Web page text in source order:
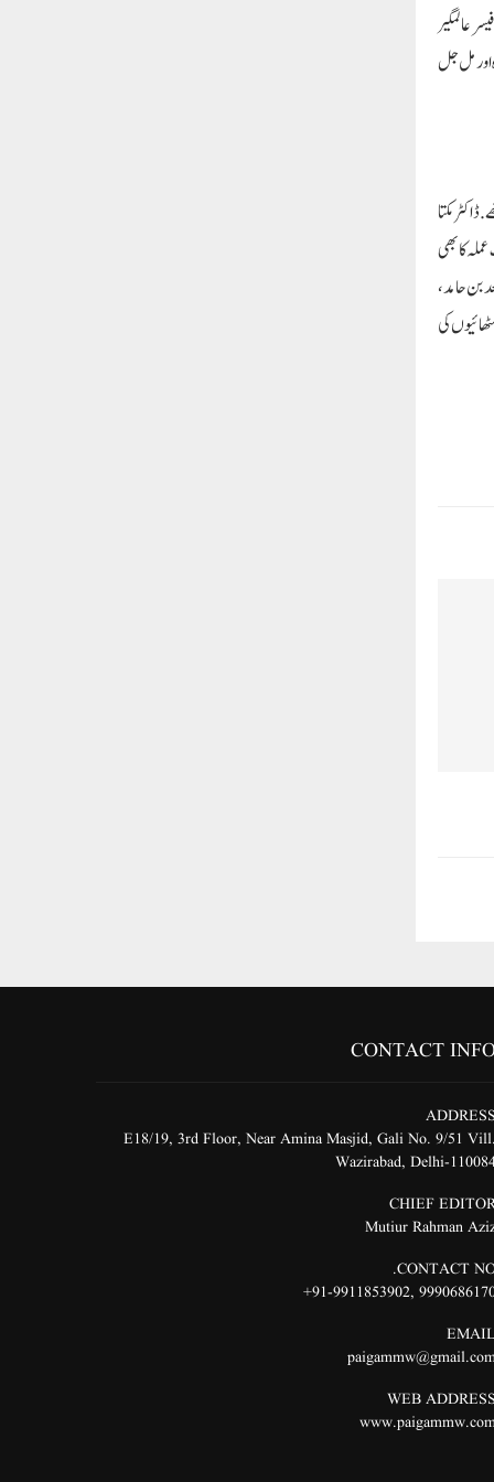
کے وائس چانسلر پروفیسر عالمگیر
اور مل جل
مکتا
کا بھی
بن حامد،
کی
CONTACT
E18/19, 3rd Floor, Near Amina Masjid, Gali No. 9/51
Wazirabad, Delhi-
CHIEF
Mutiur Rahman
CONTACT
,
91-9911853902+
WEB